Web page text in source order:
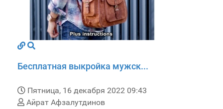
Бесплатная выкройка мужск...
Пятница, 16 декабря 2022 09:43
Айрат Афзалутдинов